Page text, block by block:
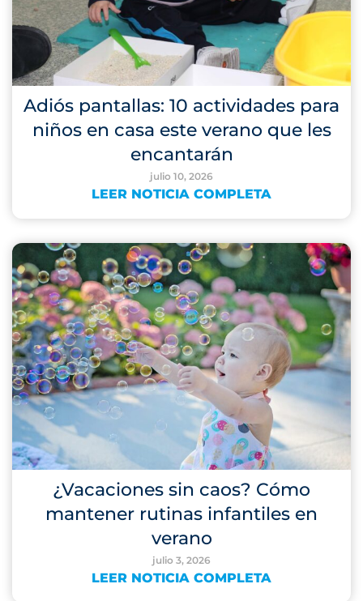
Adiós pantallas: 10 actividades para
niños en casa este verano que les
encantarán
julio 10, 2026
LEER NOTICIA COMPLETA
¿Vacaciones sin caos? Cómo
mantener rutinas infantiles en
verano
julio 3, 2026
LEER NOTICIA COMPLETA